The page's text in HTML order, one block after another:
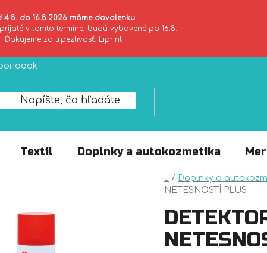
4.8. do 16.8.2026 máme dovolenku.
v tomto termíne, budú vybavené po 16.8.
Ďakujeme za trpezlivosť. Liprint
Zásady
Textil Doplnky a autokozmetika
Domov
/ Doplnky a
NETESNOSTÍ PLUS